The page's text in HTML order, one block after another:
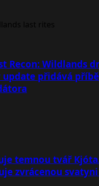
Recon: Wildlands
přidává
temnou tvář
zvrácenou